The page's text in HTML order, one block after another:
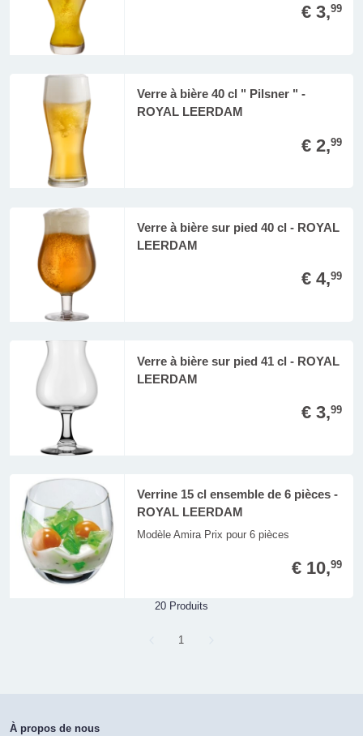
€ 3,99
Verre à bière 40 cl " Pilsner " -
ROYAL LEERDAM
€ 2,99
Verre à bière sur pied 40 cl - ROYAL
LEERDAM
€ 4,99
Verre à bière sur pied 41 cl - ROYAL
LEERDAM
€ 3,99
Verrine 15 cl ensemble de 6 pièces -
ROYAL LEERDAM
Modèle Amira Prix pour 6 pièces
€ 10,99
20 Produits
Page
1
À propos de nous